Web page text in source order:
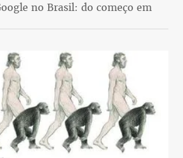
no Brasil: do começo em